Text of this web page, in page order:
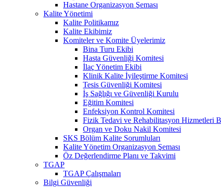
Hastane Organizasyon Şeması
Kalite Yönetimi
Kalite Politikamız
Kalite Ekibimiz
Komiteler ve Komite Üyelerimiz
Bina Turu Ekibi
Hasta Güvenliği Komitesi
İlaç Yönetim Ekibi
Klinik Kalite İyileştirme Komitesi
Tesis Güvenliği Komitesi
İş Sağlığı ve Güvenliği Kurulu
Eğitim Komitesi
Enfeksiyon Kontrol Komitesi
Fizik Tedavi ve Rehabilitasyon Hizmetleri
Organ ve Doku Nakil Komitesi
SKS Bölüm Kalite Sorumluları
Kalite Yönetim Organizasyon Şeması
Öz Değerlendirme Planı ve Takvimi
TGAP
TGAP Çalışmaları
Bilgi Güvenliği